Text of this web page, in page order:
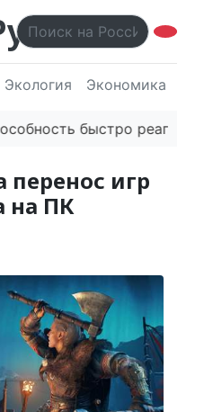
Экология Экономика
быстро
перенос игр
на ПК